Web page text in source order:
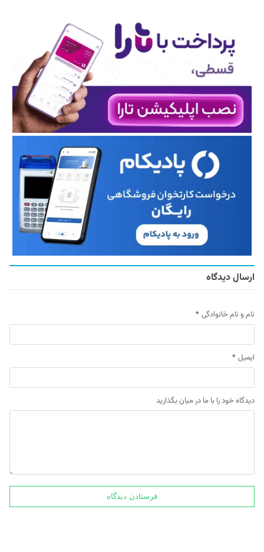
ارسال دیدگاه
نام و نام خانوادگی *
ایمیل *
دیدگاه خود را با ما در میان بگذارید